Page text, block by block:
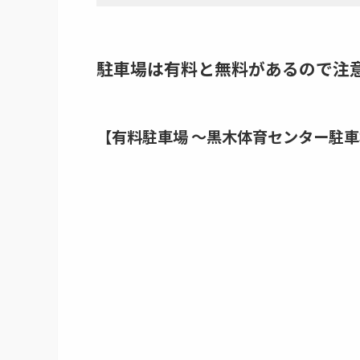
駐車場は有料と無料があるので注
【有料駐車場 ～黒木体育センター駐